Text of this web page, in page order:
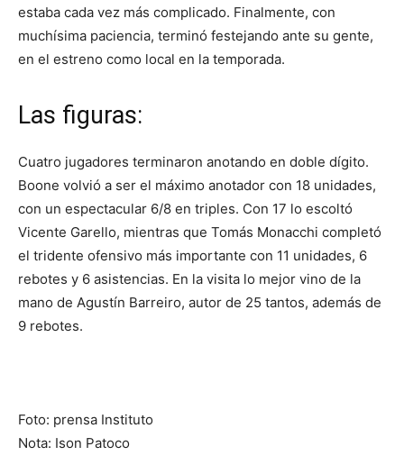
estaba cada vez más complicado. Finalmente, con
muchísima paciencia, terminó festejando ante su gente,
en el estreno como local en la temporada.
Las figuras:
Cuatro jugadores terminaron anotando en doble dígito.
Boone volvió a ser el máximo anotador con 18 unidades,
con un espectacular 6/8 en triples. Con 17 lo escoltó
Vicente Garello, mientras que Tomás Monacchi completó
el tridente ofensivo más importante con 11 unidades, 6
rebotes y 6 asistencias. En la visita lo mejor vino de la
mano de Agustín Barreiro, autor de 25 tantos, además de
9 rebotes.
Foto: prensa Instituto
Nota: Ison Patoco